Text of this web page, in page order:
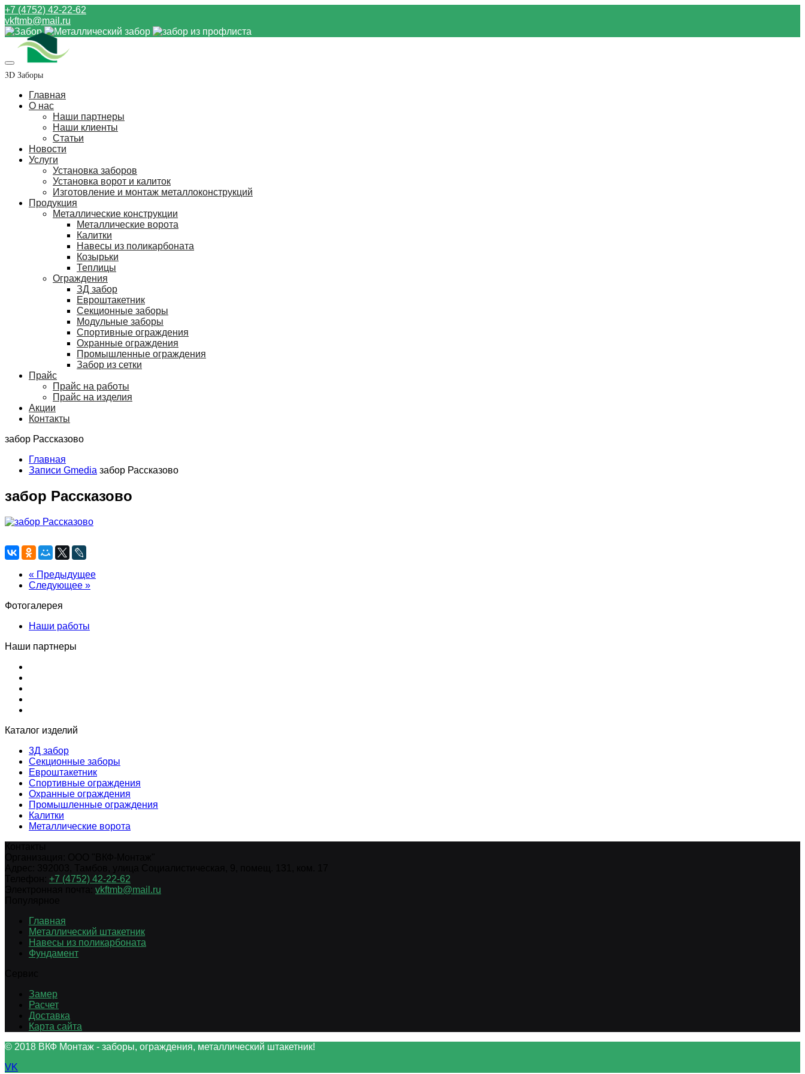
+7 (4752) 42-22-62
vkftmb@mail.ru
3D Заборы
Главная
О нас
Наши партнеры
Наши клиенты
Статьи
Новости
Услуги
Установка заборов
Установка ворот и калиток
Изготовление и монтаж металлоконструкций
Продукция
Металлические конструкции
Металлические ворота
Калитки
Навесы из поликарбоната
Козырьки
Теплицы
Ограждения
ЗД забор
Евроштакетник
Секционные заборы
Модульные заборы
Спортивные ограждения
Охранные ограждения
Промышленные ограждения
Забор из сетки
Прайс
Прайс на работы
Прайс на изделия
Акции
Контакты
забор Рассказово
Главная
Записи Gmedia забор Рассказово
забор Рассказово
« Предыдущее
Следующее »
Фотогалерея
Наши работы
Наши партнеры
Каталог изделий
3Д забор
Секционные заборы
Евроштакетник
Спортивные ограждения
Охранные ограждения
Промышленные ограждения
Калитки
Металлические ворота
+7 (4752) 42-22-62
vkftmb@mail.ru
Главная
Металлический штакетник
Навесы из поликарбоната
Фундамент
Замер
Расчет
Доставка
Карта сайта
© 2018 ВКФ Монтаж - заборы, ограждения, металлический штакетник!
VK